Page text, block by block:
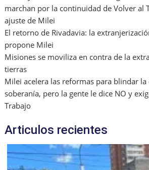
marchan por la continuidad de Volver al
ajuste de Milei
El retorno de Rivadavia: la
propone Milei
Misiones se moviliza en contra de la
tierras
Milei acelera las reformas para blindar la
soberanía, pero la gente le dice NO y
Trabajo
Articulos recientes